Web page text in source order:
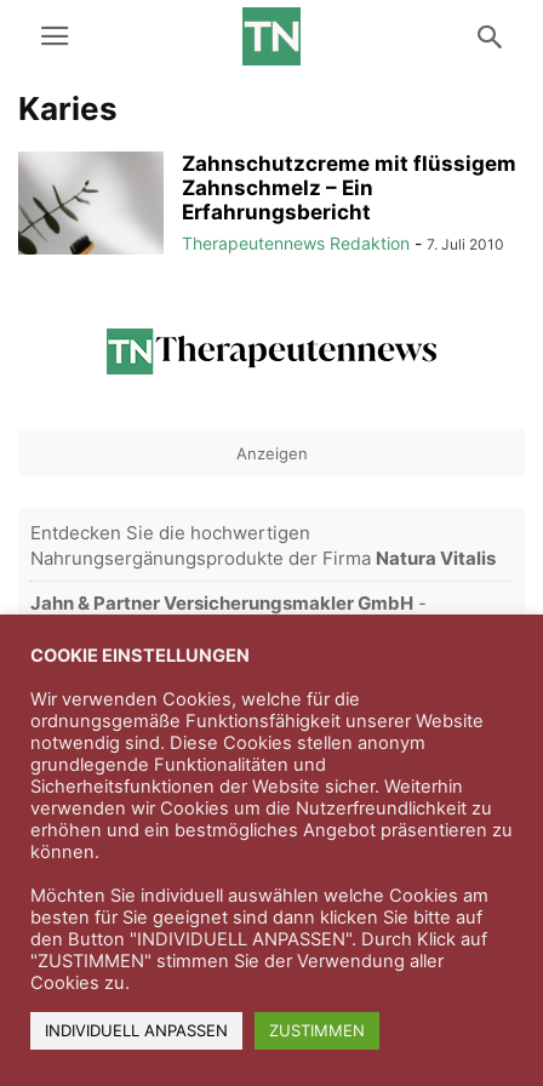
Karies
Zahnschutzcreme mit flüssigem
Zahnschmelz – Ein
Erfahrungsbericht
Therapeutennews Redaktion - 7. Juli 2010
Anzeigen
Entdecken Sie die hochwertigen
Nahrungsergänungsprodukte der Firma Natura Vitalis
Jahn & Partner Versicherungsmakler GmbH -
Professioneller Rundumschutz seit über 30 Jahren.
Impressum Nutzungsbedingungen
Datenschutzerklärung Therapeutenkatalog Über uns
COOKIE EINSTELLUNGEN
Wir verwenden Cookies, welche für die
ordnungsgemäße Funktionsfähigkeit unserer Website
notwendig sind. Diese Cookies stellen anonym
grundlegende Funktionalitäten und
Sicherheitsfunktionen der Website sicher. Weiterhin
verwenden wir Cookies um die Nutzerfreundlichkeit zu
erhöhen und ein bestmögliches Angebot präsentieren zu
können.
Möchten Sie individuell auswählen welche Cookies am
besten für Sie geeignet sind dann klicken Sie bitte auf
den Button "INDIVIDUELL ANPASSEN". Durch Klick auf
"ZUSTIMMEN" stimmen Sie der Verwendung aller
Cookies zu.
INDIVIDUELL ANPASSEN ZUSTIMMEN